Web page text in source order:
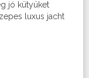
jó kütyüket
luxus jacht